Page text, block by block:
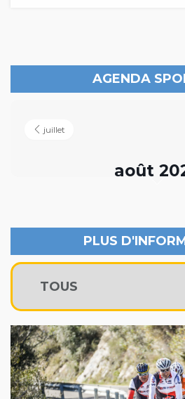
AGENDA
juillet
août
PLUS